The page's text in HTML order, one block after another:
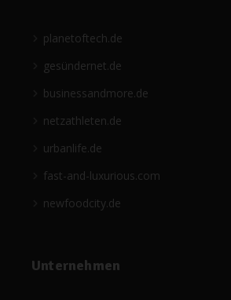
planetoftech.de
gesündernet.de
businessandmore.de
netzathleten.de
urbanlife.de
fast-and-luxurious.com
newfoodcity.de
Unternehmen